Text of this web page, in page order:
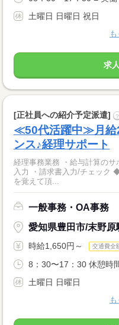
土曜日 日曜日 祝日
求
[正社員への紹介予定派遣] ?
≪50代活躍中≫月給
ンス♪経理サポート
経理事務業務 ・給与計算のサポート業務 ・会計ソフト（キーパー）
入力 ・請求書入力/チェック ◆アットホームな職場でゆっくりお仕事
を覚えて頂...
一般事務・OA事務
愛知県豊田市/末野原
時給1,650円～ 交通費全
8：30〜17：30 休憩時
土曜日 日曜日